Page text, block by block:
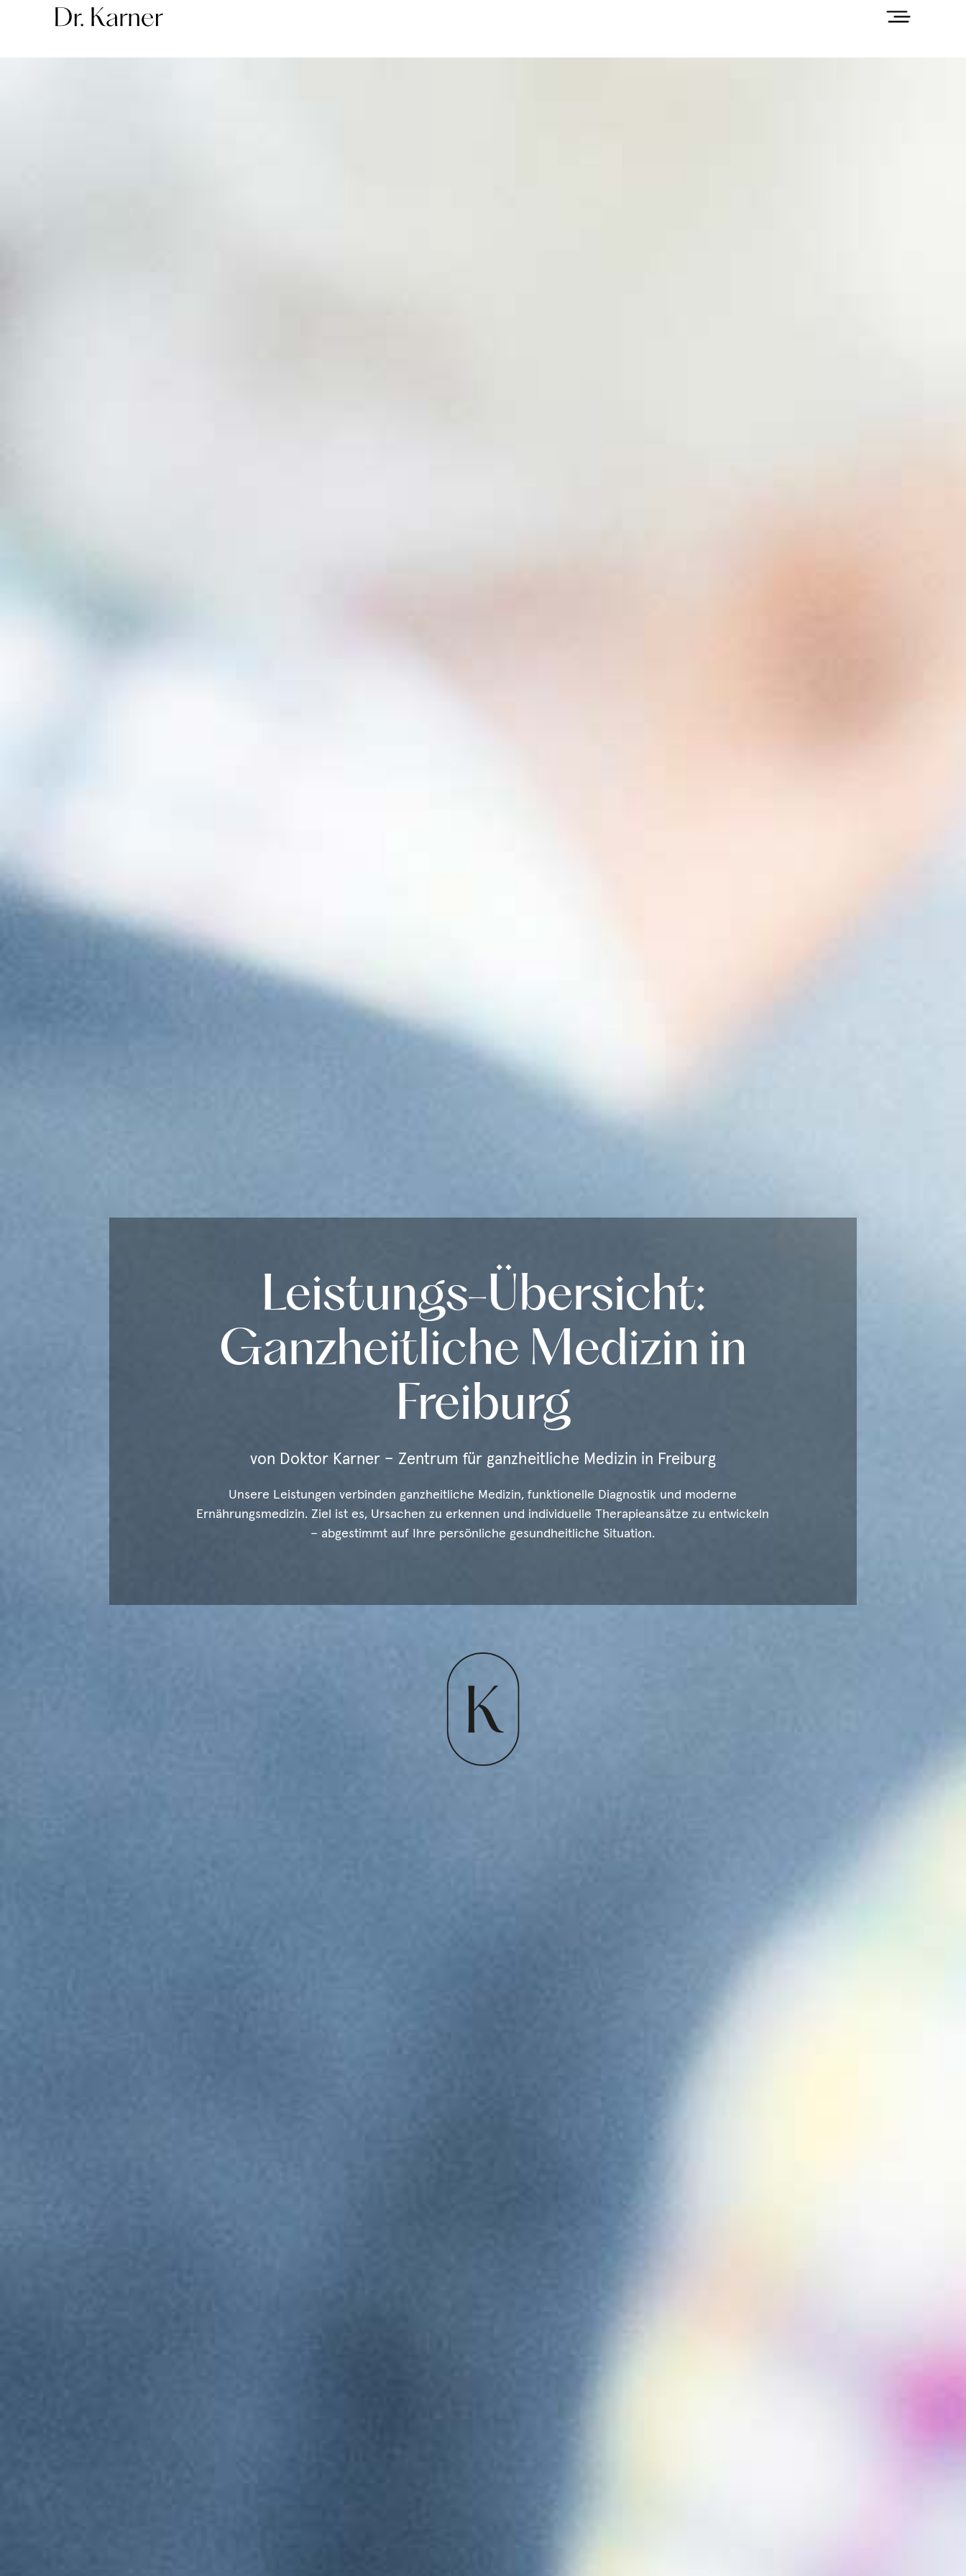
Leistungs-Übersicht:
Ganzheitliche Medizin in
Freiburg
von Doktor Karner – Zentrum für ganzheitliche Medizin in Freiburg
Unsere Leistungen verbinden ganzheitliche Medizin, funktionelle Diagnostik und moderne
Ernährungsmedizin. Ziel ist es, Ursachen zu erkennen und individuelle Therapieansätze zu entwickeln
– abgestimmt auf Ihre persönliche gesundheitliche Situation.